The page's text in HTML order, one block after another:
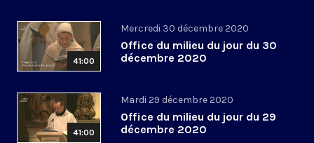
41:00
Mercredi 30 décembre 2020
Office du milieu du jour du 30
décembre 2020
41:00
Mardi 29 décembre 2020
Office du milieu du jour du 29
décembre 2020